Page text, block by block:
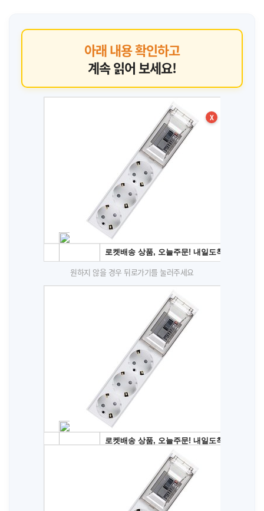
아래 내용 확인하고
계속 읽어 보세요!
X
원하지 않을 경우 뒤로가기를 눌러주세요